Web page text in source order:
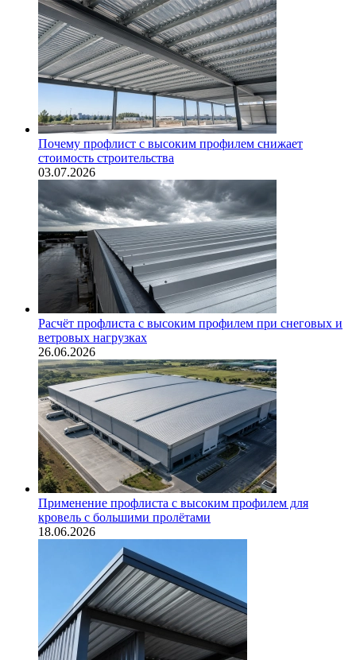
Почему профлист с высоким профилем снижает
стоимость строительства
03.07.2026
Расчёт профлиста с высоким профилем при снеговых и
ветровых нагрузках
26.06.2026
Применение профлиста с высоким профилем для
кровель с большими пролётами
18.06.2026